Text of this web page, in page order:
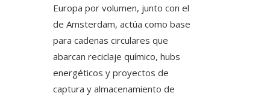
Europa por volumen, junto con el
de Amsterdam, actúa como base
para cadenas circulares que
abarcan reciclaje químico, hubs
energéticos y proyectos de
captura y almacenamiento de